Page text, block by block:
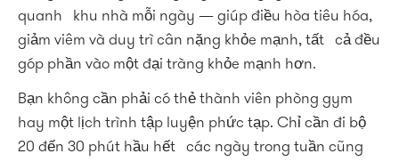
quanh khu nhà mỗi ngày — giúp điều hòa tiêu hóa,
giảm viêm và duy trì cân nặng khỏe mạnh, tất cả đều
góp phần vào một đại tràng khỏe mạnh hơn.
Bạn không cần phải có thẻ thành viên phòng gym
hay một lịch trình tập luyện phức tạp. Chỉ cần đi bộ
20 đến 30 phút hầu hết các ngày trong tuần cũng